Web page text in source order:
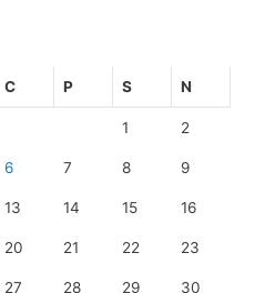
C P S N
1 2
6 7 8 9
13 14 15 16
20 21 22 23
27 28 29 30